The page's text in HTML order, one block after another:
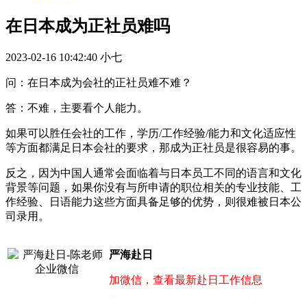
在日本成为正社员难吗
2023-02-16 10:42:40 小七
问：在日本成为会社的正社员难不难？
答：不难，主要看个人能力。
如果可以胜任会社的工作，学历/工作经验/能力和文化适应性
等方面都满足日本会社的要求，那成为正社员是很容易的事。
反之，因为中国人通常会面临着与日本员工不同的语言和文化
背景等问题，如果你没有与所申请的职位相关的专业技能、工
作经验、日语能力这些方面具备足够的优势，则很难被日本公
司录用。
严海赴日
加微信，查看最新赴日工作信息